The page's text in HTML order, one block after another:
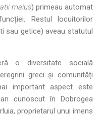
maius) primeau automat
Restul locuitorilor
sau getice) aveau statutul
o diversitate socială
greci și comunități
important aspect este
cunoscut în Dobrogea
proprietarul unui imens